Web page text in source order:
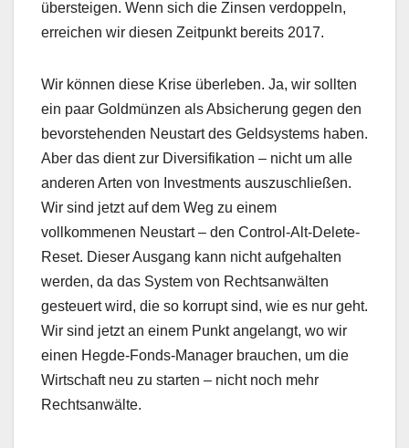
übersteigen. Wenn sich die Zinsen verdoppeln,
erreichen wir diesen Zeitpunkt bereits 2017.
Wir können diese Krise überleben. Ja, wir sollten
ein paar Goldmünzen als Absicherung gegen den
bevorstehenden Neustart des Geldsystems haben.
Aber das dient zur Diversifikation – nicht um alle
anderen Arten von Investments auszuschließen.
Wir sind jetzt auf dem Weg zu einem
vollkommenen Neustart – den Control-Alt-Delete-
Reset. Dieser Ausgang kann nicht aufgehalten
werden, da das System von Rechtsanwälten
gesteuert wird, die so korrupt sind, wie es nur geht.
Wir sind jetzt an einem Punkt angelangt, wo wir
einen Hegde-Fonds-Manager brauchen, um die
Wirtschaft neu zu starten – nicht noch mehr
Rechtsanwälte.